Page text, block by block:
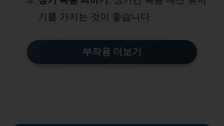
기를 가지는 것이 좋습니다
부작용 더보기